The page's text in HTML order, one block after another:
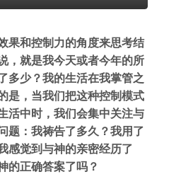
果和控制力的角度来思考结
，就是我今天或者今年的所
多少？我的生活在我掌管之
是，当我们把这种控制模式
活中时，我们会集中关注与
题：我祷告了多久？我用了
感觉到与神的亲密经历了
的正确答案了吗？